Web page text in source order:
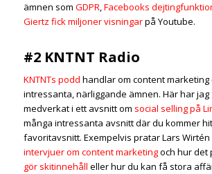
ämnen som GDPR,Facebooks
Giertz fick miljoner visningarpå Youtube.
#2 KNTNT Radio
KNTNTs podd handlar om content marketing
intressanta, närliggande ämnen. Här har
medverkat i ett avsnitt om social selling på
många intressanta avsnitt där du kommer
favoritavsnitt. Exempelvis pratar Lars
intervjuer om content marketingoch hur det
gör skitinnehåll eller hur du kan få stora